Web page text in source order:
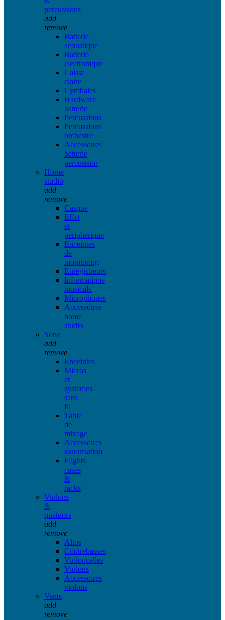
percussions
add
remove
Batterie
acoustique
Batterie
electronique
Caisse
claire
Cymbales
Hardware
batterie
Percussions
Percussions
orchestre
Accessoires
batterie
percussion
Home
studio
add
remove
Casque
Effet
et
peripherique
Enceintes
de
monitoring
Enregistreurs
Informatique
musicale
Microphones
Accessoires
home
studio
Sono
add
remove
Enceintes
Micros
et
systemes
sans
fil
Table
de
mixage
Accessoires
sonorisation
Flights
cases
&
racks
Violons
&
quatuors
add
remove
Altos
Contrebasses
Violoncelles
Violons
Accessoires
violons
Vents
add
remove